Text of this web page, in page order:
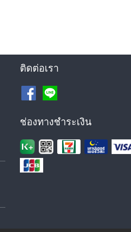
ติดต่อเรา
ช่องทางชำระเงิน